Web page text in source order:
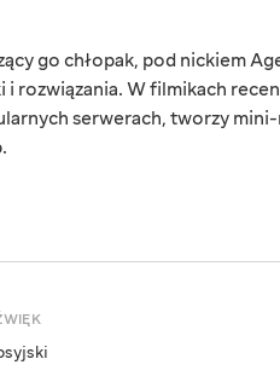
go chłopak, pod nickiem
rozwiązania. W filmikach
serwerach, tworzy